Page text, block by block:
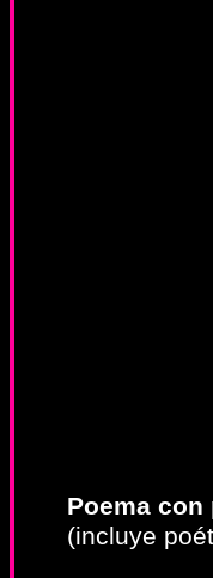
Poema
(incluye